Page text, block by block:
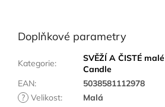
Doplňkové parametry
Kategorie:
SVĚŽÍ A ČISTÉ
Candle
EAN:
5038581112978
? Velikost:
Malá